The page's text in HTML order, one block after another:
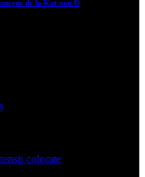
de la Kat von D